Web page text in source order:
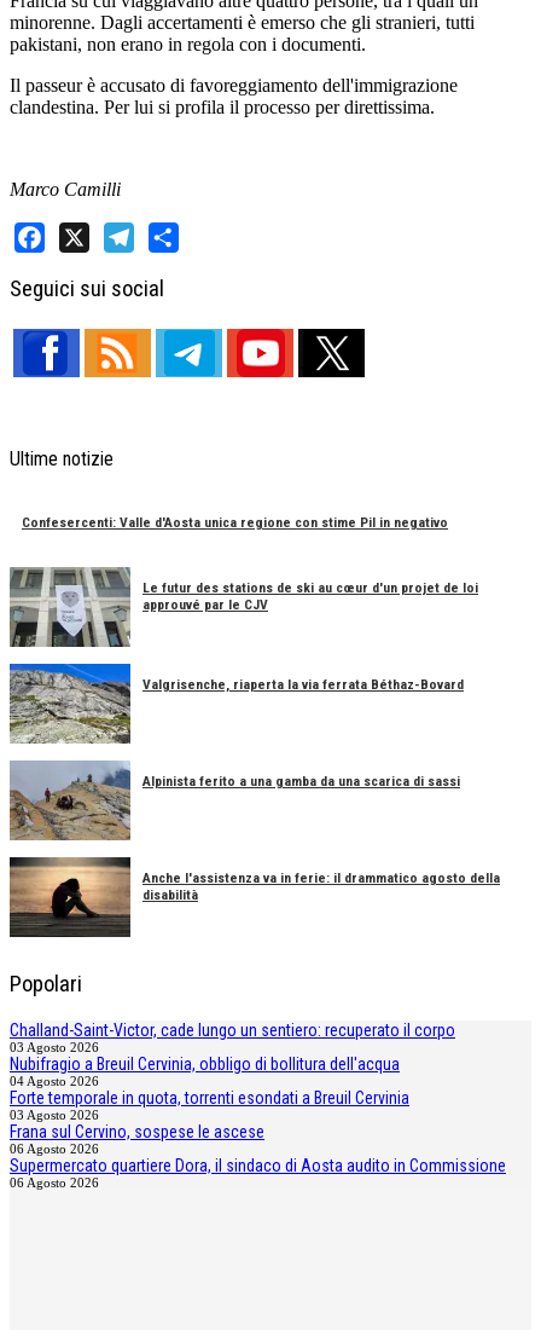
minorenne. Dagli accertamenti è emerso che gli stranieri, tutti
pakistani, non erano in regola con i documenti.
Il passeur è accusato di favoreggiamento dell'immigrazione
clandestina. Per lui si profila il processo per direttissima.
Marco Camilli
Seguici sui social
Ultime notizie
Confesercenti: Valle d'Aosta unica regione con stime Pil in negativo
Le futur des stations de ski au cœur d'un projet de loi
approuvé par le CJV
Valgrisenche, riaperta la via ferrata Béthaz-Bovard
Alpinista ferito a una gamba da una scarica di sassi
Anche l'assistenza va in ferie: il drammatico agosto della
disabilità
Popolari
Challand-Saint-Victor, cade lungo un sentiero: recuperato il corpo
03 Agosto 2026
Nubifragio a Breuil Cervinia, obbligo di bollitura dell'acqua
04 Agosto 2026
Forte temporale in quota, torrenti esondati a Breuil Cervinia
03 Agosto 2026
Frana sul Cervino, sospese le ascese
06 Agosto 2026
Supermercato quartiere Dora, il sindaco di Aosta audito in Commissione
06 Agosto 2026